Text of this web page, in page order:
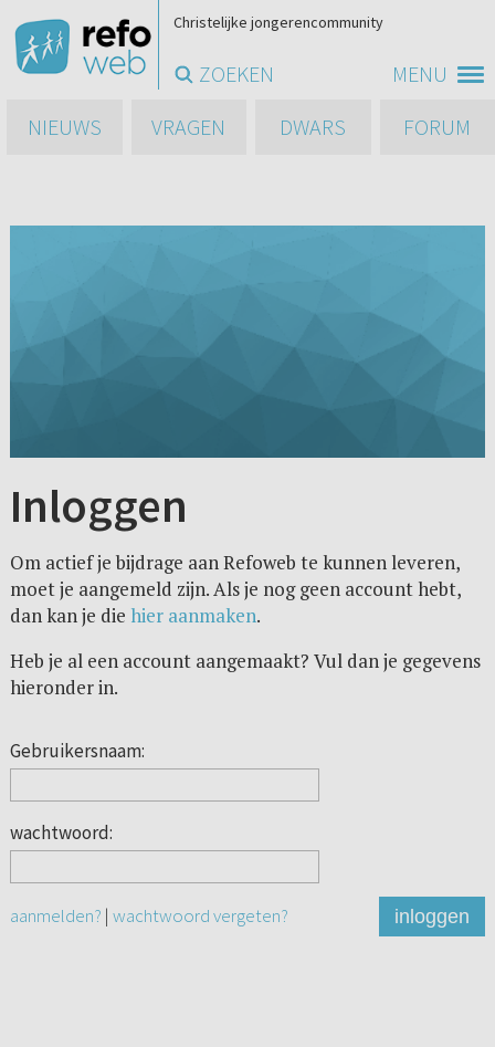
MENU
Christelijke jongerencommunity
ZOEKEN
NIEUWS
VRAGEN DWARS FORUM
Inloggen
Om actief je bijdrage aan Refoweb te kunnen leveren,
moet je aangemeld zijn. Als je nog geen account hebt,
dan kan je die hier aanmaken.
Heb je al een account aangemaakt? Vul dan je gegevens
hieronder in.
Gebruikersnaam:
wachtwoord:
aanmelden? | wachtwoord vergeten? inloggen